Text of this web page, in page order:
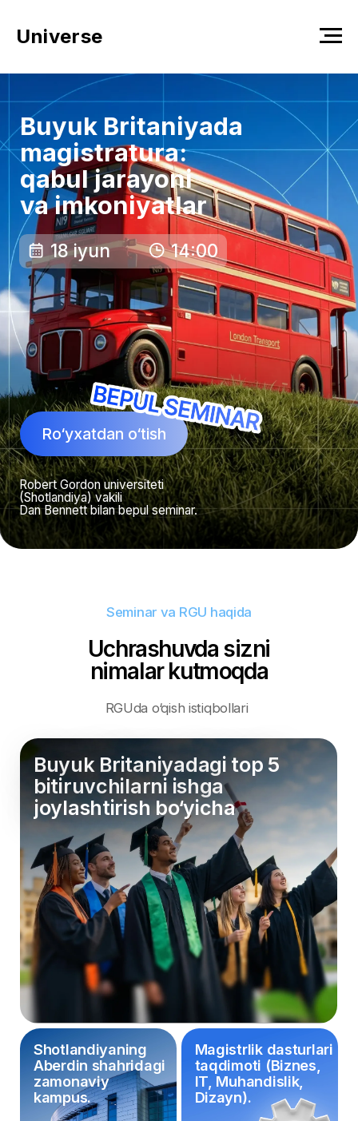
Universe
Ro‘yxatdan o‘tish
Robert Gordon universiteti
(Shotlandiya) vakili
Dan Bennett bilan bepul seminar.
14:00
18 iyun
Buyuk Britaniyada
magistratura:
qabul jarayoni
va imkoniyatlar
RGUda o‘qish istiqbollari
Seminar va RGU haqida
Uchrashuvda sizni
nimalar kutmoqda
Buyuk Britaniyadagi top 5
Aberdin shahridagi
zamonaviy
kampus.
taqdimoti (Biznes,
IT, Muhandislik,
Dizayn).
Hujjatlar, vizalar va
stipendiyalarga
qo‘yiladigan
talablarni tahlil
qilish.
OTM vakili bilan
to‘g‘ridan-to‘g‘ri
savol-javob
sessiyasi.
Seminar spikeri
International Partnerships
Manager, Robert Gordon University
Dan Bennett